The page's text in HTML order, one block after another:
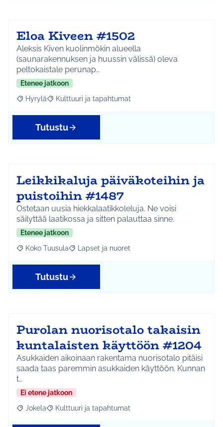
Eloa Kiveen #1502
Aleksis Kiven kuolinmökin alueella
(saunarakennuksen ja huussin välissä) oleva
peltokaistale perunap…
Etenee jatkoon
Rajaa tulokset aihepiirin mukaan: Hyrylä
Hyrylä Rajaa tulokset teeman mukaan: Kulttuuri ja
Kulttuuri ja tapahtumat
Tutustu
Leikkikaluja päiväkoteihin ja
puistoihin #1487
Ostetaan uusia hiekkalaatikkoleluja. Ne voisi
säilyttää laatikossa ja sitten palauttaa sinne.
Etenee jatkoon
Rajaa tulokset aihepiirin mukaan: Koko Tuusula
Koko Tuusula Rajaa tulokset teeman mukaan: Lapset ja
Lapset ja nuoret
Tutustu
Purolan nuorisotalo takaisin
kuntalaisten käyttöön #1204
Asukkaiden aikoinaan rakentama nuorisotalo pitäisi
saada taas paremmin asukkaiden käyttöön. Kunnan
t…
Ei etene jatkoon
Rajaa tulokset aihepiirin mukaan: Jokela
Jokela Rajaa tulokset teeman mukaan: Kulttuuri ja
Kulttuuri ja tapahtumat